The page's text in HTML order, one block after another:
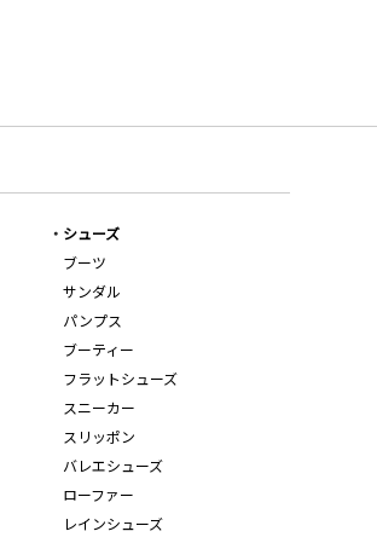
シューズ
ブーツ
サンダル
パンプス
ブーティー
フラットシューズ
スニーカー
スリッポン
バレエシューズ
ローファー
レインシューズ